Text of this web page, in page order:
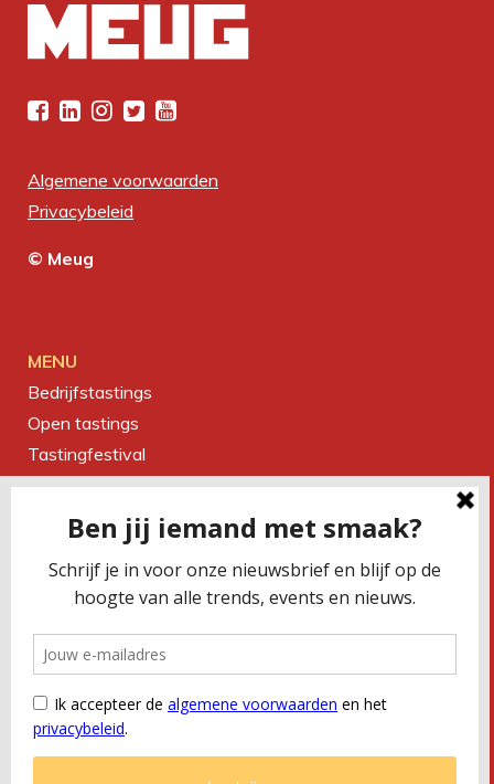
Algemene voorwaarden
Privacybeleid
© Meug
MENU
Bedrijfstastings
Open tastings
Tastingfestival
Magazine
Over ons
CONTACTEER ONS
Smaakbureau Meug
Kerkstraat 19 | 2060 Antwerpen
T +32 (0) 479 32 02 66